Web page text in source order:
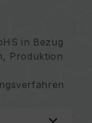
in Bezug
Produktion